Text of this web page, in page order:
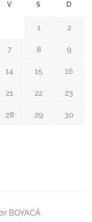
V S D
1 2
7 8 9
14 15 16
21 22 23
28 29 30
BOYACÁ